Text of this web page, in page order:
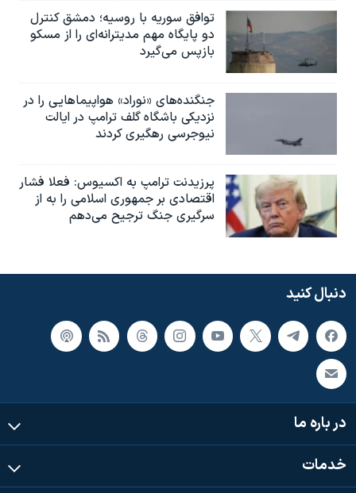
توافق سوریه با روسیه؛ دمشق کنترل
دو پایگاه مهم مدیترانه‌ای را از مسکو
بازپس می‌گیرد
جنگنده‌های «نوراد» هواپیماهایی را در
نزدیکی باشگاه گلف ترامپ در ایالت
نیوجرسی رهگیری کردند
پرزیدنت ترامپ به اکسیوس: فعلا فشار
اقتصادی بر جمهوری اسلامی را به از
سرگیری جنگ ترجیح می‌دهم
دنبال کنید
در باره ما
خدمات